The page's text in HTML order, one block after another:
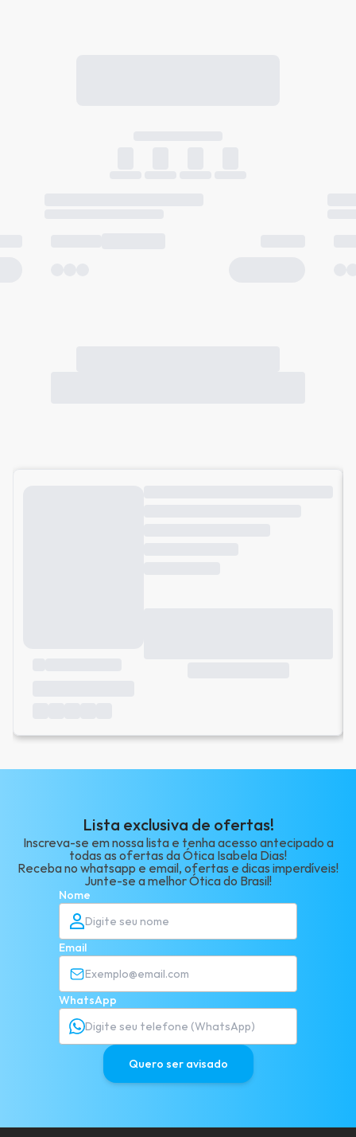
Lista exclusiva de ofertas!
Inscreva-se em nossa lista e tenha acesso antecipado a
todas as ofertas da Ótica Isabela Dias!
Receba no whatsapp e email, ofertas e dicas imperdíveis!
Junte-se a melhor Ótica do Brasil!
Nome
Email
WhatsApp
Quero ser avisado